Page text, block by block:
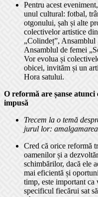
Pentru acest
unul cultural: fotbal,
otgonului, șah și alte
colectivelor artistice
„Colindeț”,
Ansamblul de femei
Vor evolua și
obicei, invităm și un
Hora satului.
O reformă are șanse atunci
impusă
Trecem la o temă
jurul lor:
Cred că orice reformă
oamenilor și a
schimbărilor, dacă ele
mai eficientă și
timp, este important
specificul fiecărui sat